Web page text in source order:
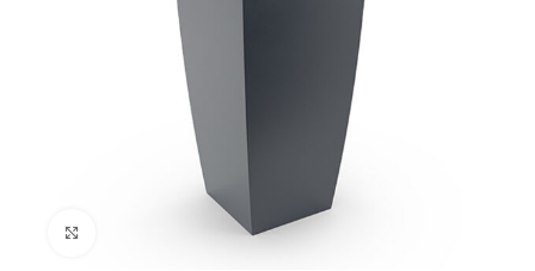
Kliknij aby powiększyć